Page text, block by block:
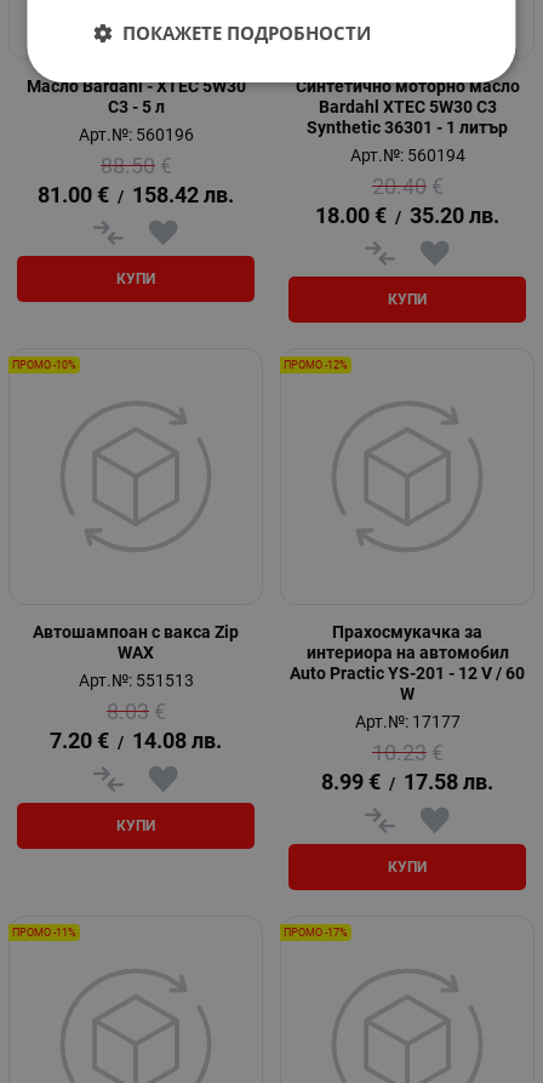
Масло Bardahl - XTEC 5W30
C3 - 5 л
Арт.№: 560196
88.50 €
81.00 € / 158.42 лв.
КУПИ
Синтетично моторно масло
Bardahl XTEC 5W30 C3
Synthetic 36301 - 1 литър
Арт.№: 560194
20.40 €
18.00 € / 35.20 лв.
КУПИ
Автошампоан с вакса Zip
WAX
Арт.№: 551513
8.03 €
7.20 € / 14.08 лв.
КУПИ
ПРОМО -10%
Прахосмукачка за
интериора на автомобил
Auto Practic YS-201 - 12 V / 60
W
Арт.№: 17177
10.23 €
8.99 € / 17.58 лв.
КУПИ
ПРОМО -12%
ПРОМО -11% ПРОМО -17%
ПОКАЖЕТЕ ПОДРОБНОСТИ